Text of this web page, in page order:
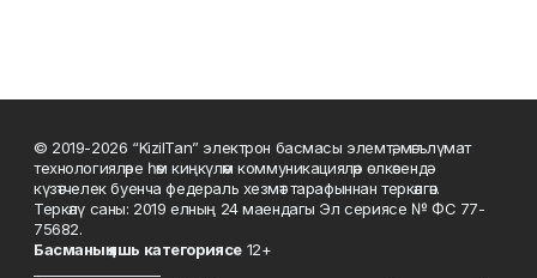
© 2019-2026 “KizilTan” электрон басмасы элемтә, мәгълүмат
технологияләре һәм киңкүләм коммуникацияләр өлкәсендә
күзәтчелек буенча федераль хезмәт тарафыннан теркәлгән.
Теркәлү саны: 2019 елның 24 маендагы Эл сериясе № ФС 77-
75682.
Басманың яшь категориясе12+